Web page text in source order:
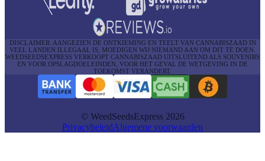
DISCLAIMER: AANGEZIEN DE ONTKIEMING EN TEELT VAN CANNABISZAAD IN
VEEL LANDEN ILLEGAAL IS, MOEDIGEN WIJ NIEMAND AAN OM DIT TE DOEN.
WEEDSEEDSEXPRESS VERKOOPT CANNABISZAAD UITSLUITEND ALS SOUVENIRS
EN VOOR OPSLAGDOELEINDEN, VOOR HET GEVAL DE WETGEVING IN DE
TOEKOMST VERANDERT.
© WeedSeedsExpress 2026
PrivacybeleidAlgemene voorwaarden